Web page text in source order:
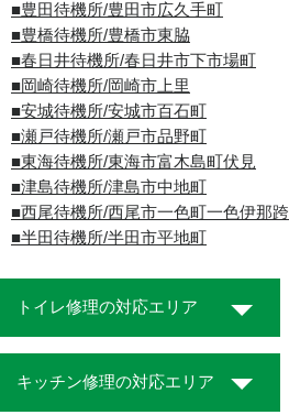
■豊田待機所/豊田市広久手町
■豊橋待機所/豊橋市東脇
■春日井待機所/春日井市下市場町
■岡崎待機所/岡崎市上里
■安城待機所/安城市百石町
■瀬戸待機所/瀬戸市品野町
■東海待機所/東海市富木島町伏見
■津島待機所/津島市中地町
■西尾待機所/西尾市一色町一色伊那跨
■半田待機所/半田市平地町
トイレ修理の対応エリア
キッチン修理の対応エリア